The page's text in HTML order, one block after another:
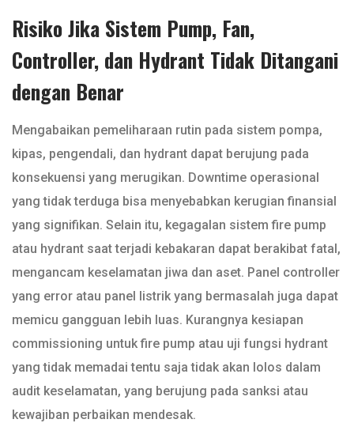
Risiko Jika Sistem Pump, Fan,
Controller, dan Hydrant Tidak Ditangani
dengan Benar
Mengabaikan pemeliharaan rutin pada sistem pompa,
kipas, pengendali, dan hydrant dapat berujung pada
konsekuensi yang merugikan. Downtime operasional
yang tidak terduga bisa menyebabkan kerugian finansial
yang signifikan. Selain itu, kegagalan sistem fire pump
atau hydrant saat terjadi kebakaran dapat berakibat fatal,
mengancam keselamatan jiwa dan aset. Panel controller
yang error atau panel listrik yang bermasalah juga dapat
memicu gangguan lebih luas. Kurangnya kesiapan
commissioning untuk fire pump atau uji fungsi hydrant
yang tidak memadai tentu saja tidak akan lolos dalam
audit keselamatan, yang berujung pada sanksi atau
kewajiban perbaikan mendesak.